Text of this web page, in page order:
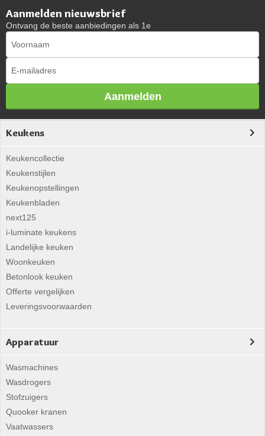
Aanmelden nieuwsbrief
Ontvang de beste aanbiedingen als 1e
Aanmelden
Keukens
Keukencollectie
Keukenstijlen
Keukenopstellingen
Keukenbladen
next125
i-luminate keukens
Landelijke keuken
Woonkeuken
Betonlook keuken
Offerte vergelijken
Leveringsvoorwaarden
Apparatuur
Wasmachines
Wasdrogers
Stofzuigers
Quooker kranen
Vaatwassers